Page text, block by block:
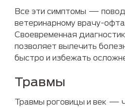
Все эти симптомы —
ветеринарному врачу-
Своевременная
позволяет вылечить
быстро и избежать
Травмы
Травмы роговицы и век —